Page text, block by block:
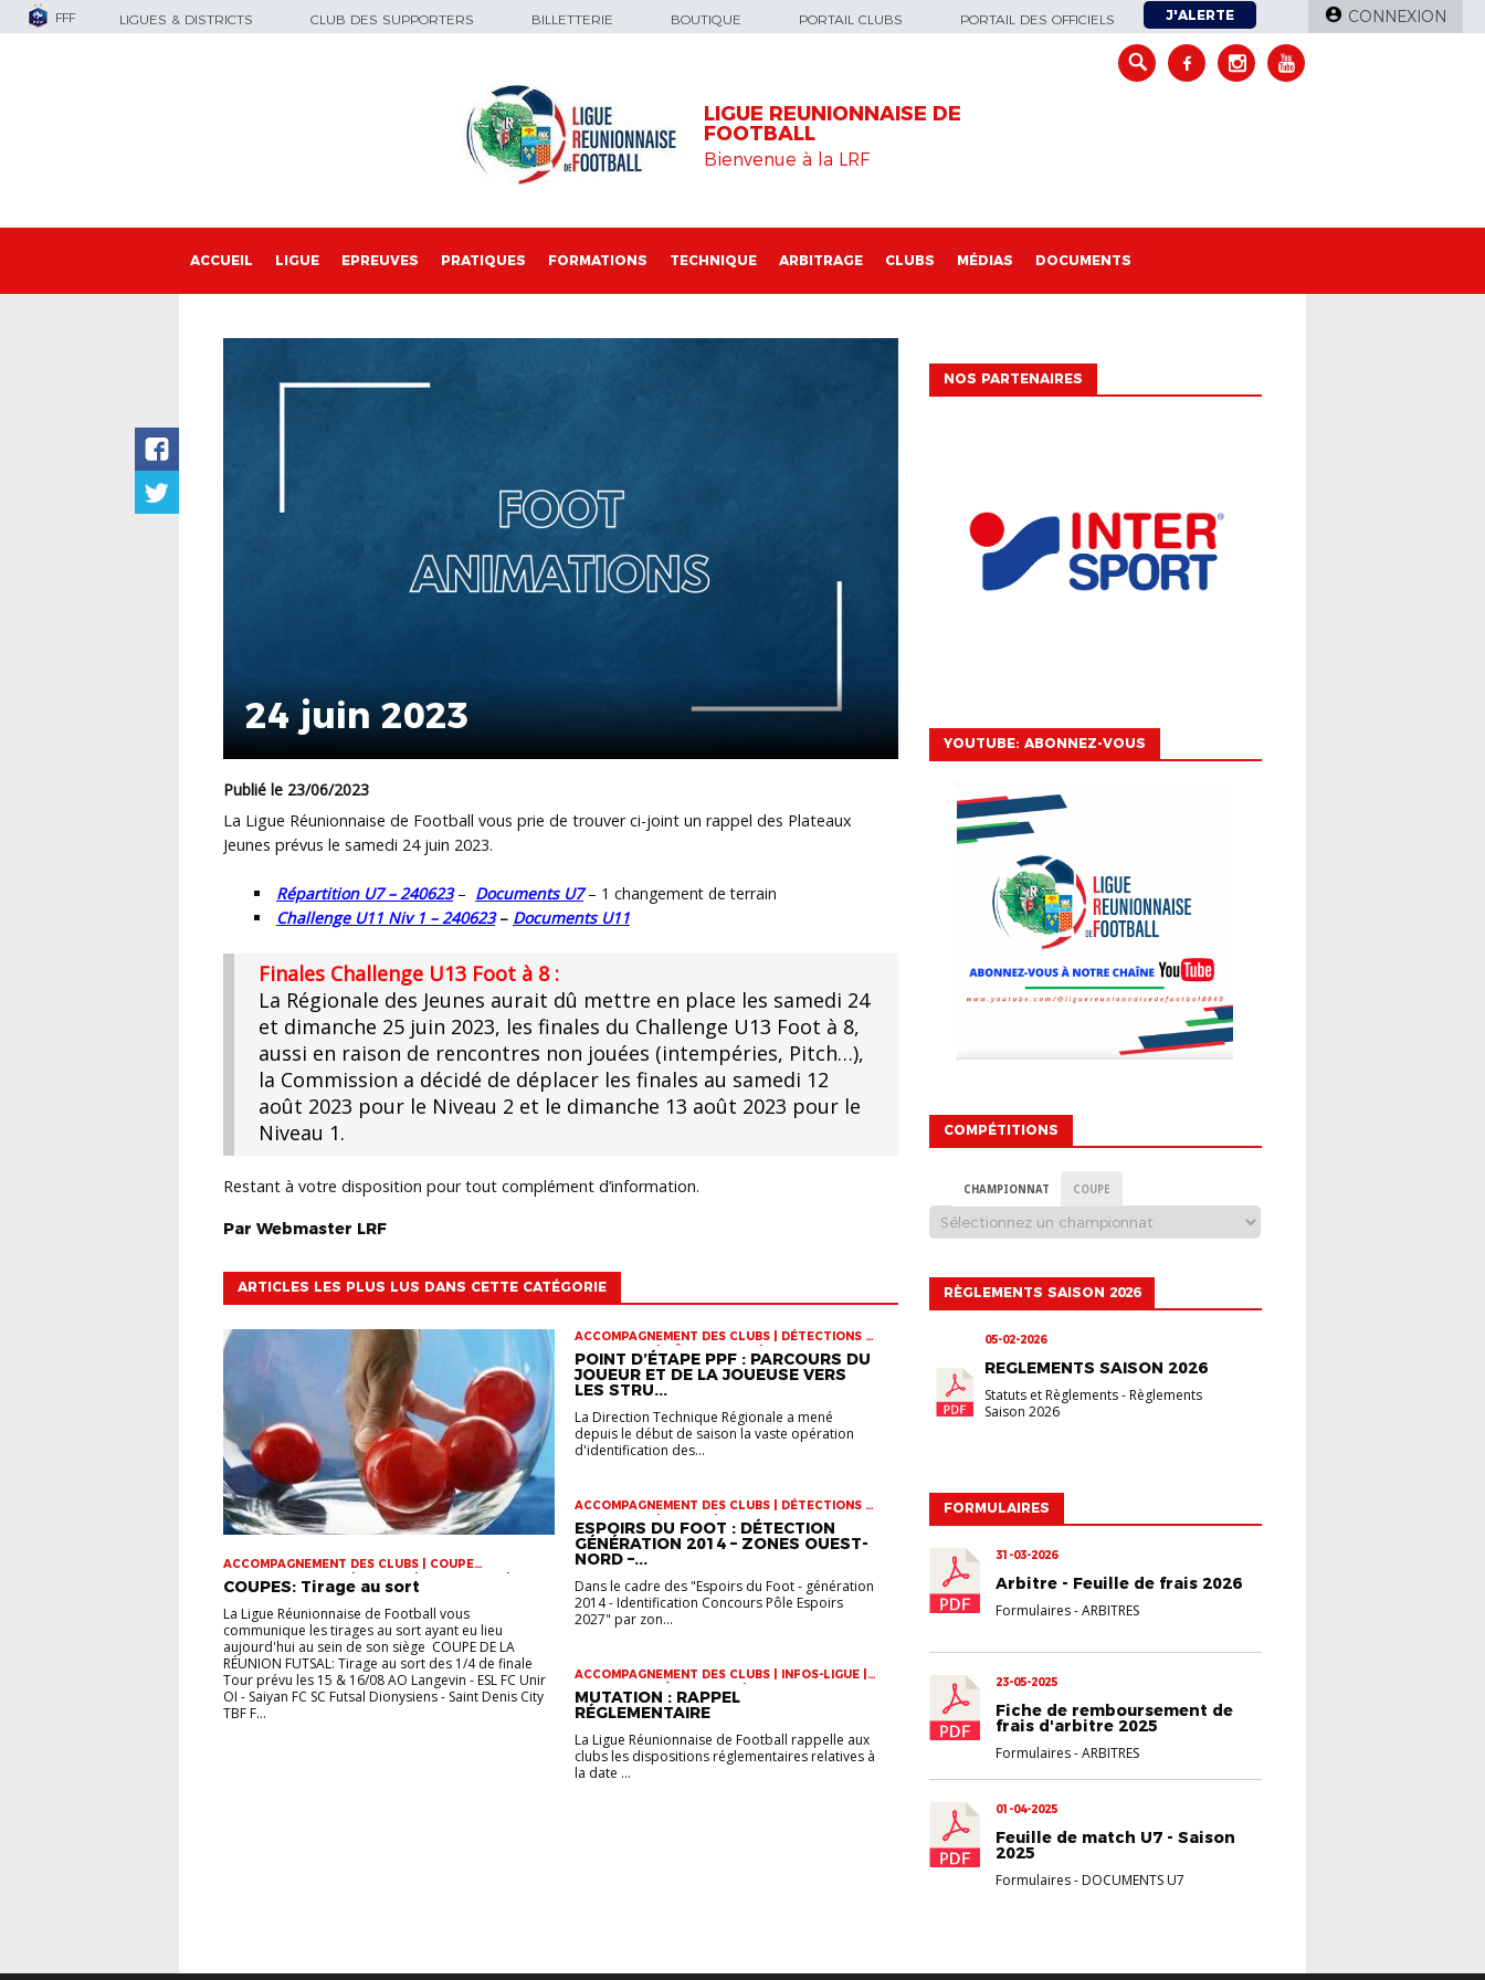
FFF LIGUES & DISTRICTS CLUB DES SUPPORTERS BILLETTERIE BOUTIQUE PORTAIL CLUBS PORTAIL DES OFFICIELS J'ALERTE CONNEXION
LIGUE REUNIONNAISE DE
FOOTBALL
Bienvenue à la LRF
ACCUEIL LIGUE EPREUVES PRATIQUES FORMATIONS TECHNIQUE ARBITRAGE CLUBS MÉDIAS DOCUMENTS
24 juin 2023
Publié le 23/06/2023
La Ligue Réunionnaise de Football vous prie de trouver ci-joint un rappel des Plateaux
Jeunes prévus le samedi 24 juin 2023.
Répartition U7 – 240623– Documents U7 – 1 changement de terrain
Challenge U11 Niv 1 – 240623– Documents U11
Finales Challenge U13 Foot à 8 :
La Régionale des Jeunes aurait dû mettre en place les samedi 24
et dimanche 25 juin 2023, les finales du Challenge U13 Foot à 8,
aussi en raison de rencontres non jouées (intempéries, Pitch…),
la Commission a décidé de déplacer les finales au samedi 12
août 2023 pour le Niveau 2 et le dimanche 13 août 2023 pour le
Niveau 1.
Restant à votre disposition pour tout complément d’information.
Par Webmaster LRF
ARTICLES LES PLUS LUS DANS CETTE CATÉGORIE
ACCOMPAGNEMENT DES CLUBS | COUPE
DOMINIQUE SAUGER | COUPES | FOOT LOISIR |
FUTSAL | INFOS-LIGUE | JEUNES | U14 | U15 | U17 |
VIE DES CLUBS
COUPES: Tirage au sort
La Ligue Réunionnaise de Football vous
communique les tirages au sort ayant eu lieu
aujourd'hui au sein de son siège COUPE DE LA
RÉUNION FUTSAL: Tirage au sort des 1/4 de finale
Tour prévu les 15 & 16/08 AO Langevin - ESL FC Unir
OI - Saiyan FC SC Futsal Dionysiens - Saint Denis City
TBF F...
ACCOMPAGNEMENT DES CLUBS | DÉTECTIONS |
INFOS-LIGUE | PÔLE ESPOIRS | SPORT-ETUDE
FÉMININ | VIE DES CLUBS
POINT D’ÉTAPE PPF : PARCOURS DU
JOUEUR ET DE LA JOUEUSE VERS
LES STRU...
La Direction Technique Régionale a mené
depuis le début de saison la vaste opération
d'identification des...
ACCOMPAGNEMENT DES CLUBS | DÉTECTIONS |
INFOS-LIGUE | JEUNES | VIE DES CLUBS
ESPOIRS DU FOOT : DÉTECTION
GÉNÉRATION 2014 – ZONES OUEST-
NORD –...
Dans le cadre des "Espoirs du Foot - génération
2014 - Identification Concours Pôle Espoirs
2027" par zon...
ACCOMPAGNEMENT DES CLUBS | INFOS-LIGUE |
STATUTS ET RÈGLEMENTS | VIE DES CLUBS
MUTATION : RAPPEL
RÉGLEMENTAIRE
La Ligue Réunionnaise de Football rappelle aux
clubs les dispositions réglementaires relatives à
la date ...
NOS PARTENAIRES
YOUTUBE: ABONNEZ-VOUS
COMPÉTITIONS
CHAMPIONNAT COUPE
RÈGLEMENTS SAISON 2026
05-02-2026
REGLEMENTS SAISON 2026
Statuts et Règlements- Règlements
Saison 2026
FORMULAIRES
31-03-2026
Arbitre - Feuille de frais 2026
Formulaires-ARBITRES
23-05-2025
Fiche de remboursement de
frais d'arbitre 2025
Formulaires-ARBITRES
01-04-2025
Feuille de match U7 - Saison
2025
Formulaires- DOCUMENTS U7